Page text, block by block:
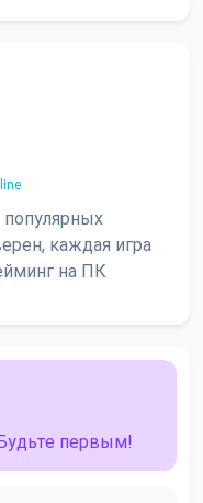
каждая игра
на ПК
первым!